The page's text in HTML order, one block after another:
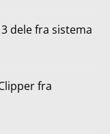
dele fra sistema
fra